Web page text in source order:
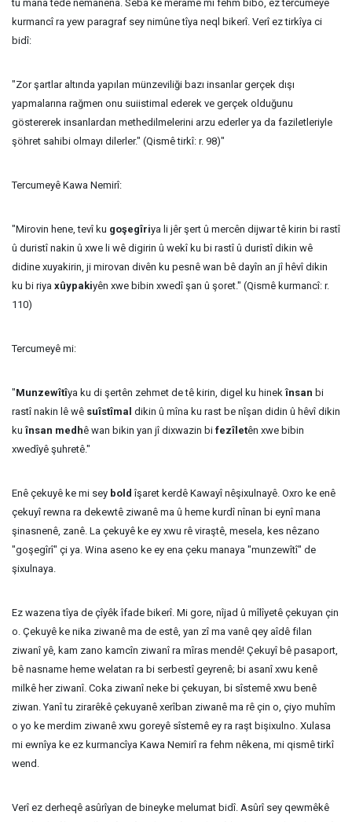
tu mana tede nêmanena. Seba ke meramê mi fehm bibo, ez tercumeyê
kurmancî ra yew paragraf sey nimûne tîya neql bikerî. Verî ez tirkîya ci
bidî:
"Zor şartlar altında yapılan münzeviliği bazı insanlar gerçek dışı
yapmalarına rağmen onu suiistimal ederek ve gerçek olduğunu
göstererek insanlardan methedilmelerini arzu ederler ya da faziletleriyle
şöhret sahibi olmayı dilerler." (Qismê tirkî: r. 98)"
Tercumeyê Kawa Nemirî:
"Mirovin hene, tevî ku goşegîriya li jêr şert û mercên dijwar tê kirin bi rastî
û duristî nakin û xwe li wê digirin û wekî ku bi rastî û duristî dikin wê
didine xuyakirin, ji mirovan divên ku pesnê wan bê dayîn an jî hêvî dikin
ku bi riya xûypakiyên xwe bibin xwedî şan û şoret." (Qismê kurmancî: r.
110)
Tercumeyê mi:
"Munzewîtîya ku di şertên zehmet de tê kirin, digel ku hinekînsan bi
rastî nakin lê wê suîstîmal dikin û mîna ku rast be nîşan didin û hêvî dikin
kuînsan medhê wan bikin yan jî dixwazin bi fezîletên xwe bibin
xwedîyê şuhretê."
Enê çekuyê ke mi sey bold îşaret kerdê Kawayî nêşixulnayê. Oxro ke enê
çekuyî rewna ra dekewtê ziwanê ma û heme kurdî nînan bi eynî mana
şinasnenê, zanê. La çekuyê ke ey xwu rê viraştê, mesela, kes nêzano
"goşegîrî" çi ya. Wina aseno ke ey ena çeku manaya "munzewîtî" de
şixulnaya.
Ez wazena tîya de çîyêk îfade bikerî. Mi gore, nîjad û mîlîyetê çekuyan çin
o. Çekuyê ke nika ziwanê ma de estê, yan zî ma vanê qey aîdê filan
ziwanî yê, kam zano kamcîn ziwanî ra mîras mendê! Çekuyî bê pasaport,
bê nasname heme welatan ra bi serbestî geyrenê; bi asanî xwu kenê
milkê her ziwanî. Coka ziwanî neke bi çekuyan, bi sîstemê xwu benê
ziwan. Yanî tu zirarêkê çekuyanê xerîban ziwanê ma rê çin o, çiyo muhîm
o yo ke merdim ziwanê xwu goreyê sîstemê ey ra raşt bişixulno. Xulasa
mi ewnîya ke ez kurmancîya Kawa Nemirî ra fehm nêkena, mi qismê tirkî
wend.
Verî ez derheqê asûrîyan de bineyke melumat bidî. Asûrî sey qewmêkê